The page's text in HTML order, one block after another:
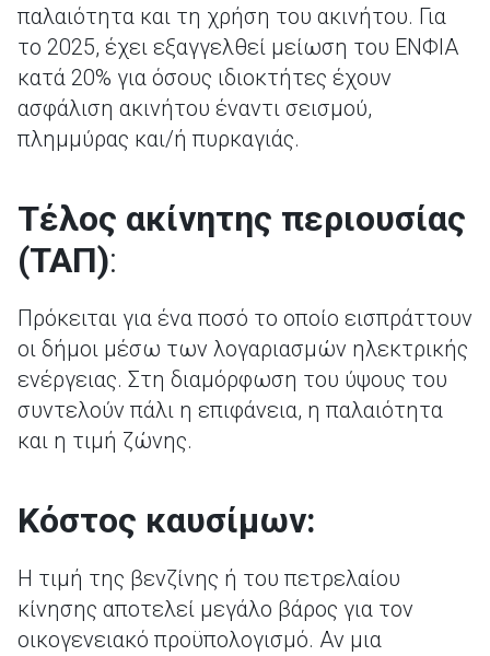
παλαιότητα και τη χρήση του ακινήτου. Για
το 2025, έχει εξαγγελθεί μείωση του ΕΝΦΙΑ
κατά 20% για όσους ιδιοκτήτες έχουν
ασφάλιση ακινήτου έναντι σεισμού,
πλημμύρας και/ή πυρκαγιάς.
Τέλος ακίνητης περιουσίας
(ΤΑΠ):
Πρόκειται για ένα ποσό το οποίο εισπράττουν
οι δήμοι μέσω των λογαριασμών ηλεκτρικής
ενέργειας. Στη διαμόρφωση του ύψους του
συντελούν πάλι η επιφάνεια, η παλαιότητα
και η τιμή ζώνης.
Κόστος καυσίμων:
Η τιμή της βενζίνης ή του πετρελαίου
κίνησης αποτελεί μεγάλο βάρος για τον
οικογενειακό προϋπολογισμό. Αν μια